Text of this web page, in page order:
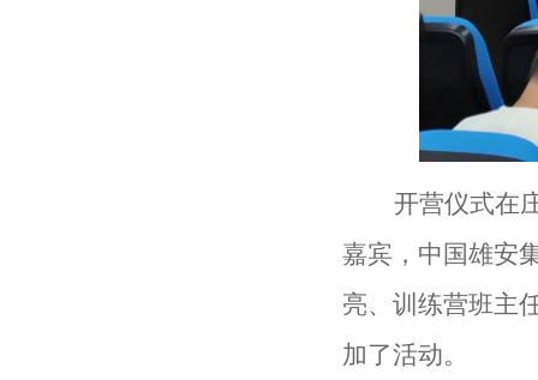
开营仪式在
嘉宾， 中国雄安
亮、训练营班主
加了活动。